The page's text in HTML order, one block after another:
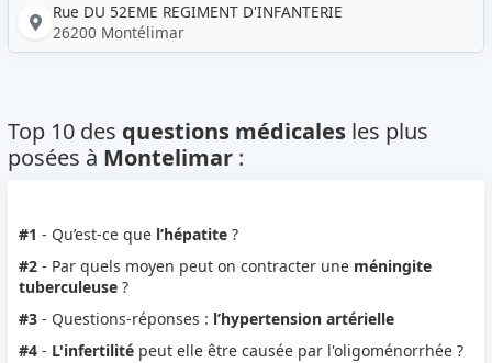
Rue DU 52EME REGIMENT D'INFANTERIE
26200 Montélimar
Top 10 des questions médicales les plus
posées à Montelimar :
#1 - Qu’est-ce que l’hépatite ?
#2 - Par quels moyen peut on contracter une méningite
tuberculeuse ?
#3 - Questions-réponses : l’hypertension artérielle
#4 - L'infertilité peut elle être causée par l'oligoménorrhée ?